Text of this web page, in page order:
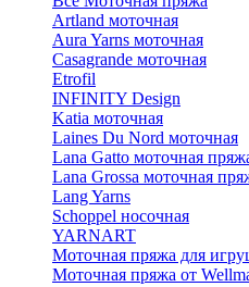
Artland моточная
Aura Yarns моточная
Casagrande моточная
Etrofil
INFINITY Design
Katia моточная
Laines Du Nord моточная
Lana Gatto моточная
Lana Grossa моточная
Lang Yarns
Schoppel носочная
YARNART
Моточная пряжа для
Моточная пряжа от